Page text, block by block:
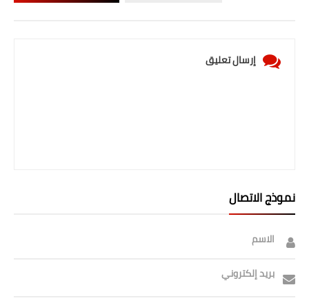
إرسال تعليق
نموذج الاتصال
الاسم
بريد إلكتروني